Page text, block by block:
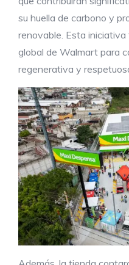
su huella de carbono y
renovable. Esta
global de Walmart para
regenerativa y